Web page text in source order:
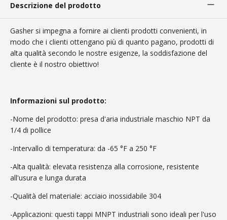
Descrizione del prodotto
Gasher si impegna a fornire ai clienti prodotti convenienti, in
modo che i clienti ottengano più di quanto pagano, prodotti di
alta qualità secondo le nostre esigenze, la soddisfazione del
cliente è il nostro obiettivo!
Informazioni sul prodotto:
-Nome del prodotto: presa d'aria industriale maschio NPT da
1/4 di pollice
-Intervallo di temperatura: da -65 °F a 250 °F
-Alta qualità: elevata resistenza alla corrosione, resistente
all'usura e lunga durata
-Qualità del materiale: acciaio inossidabile 304
-Applicazioni: questi tappi MNPT industriali sono ideali per l'uso